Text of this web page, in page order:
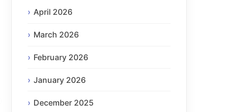
April 2026
March 2026
February 2026
January 2026
December 2025